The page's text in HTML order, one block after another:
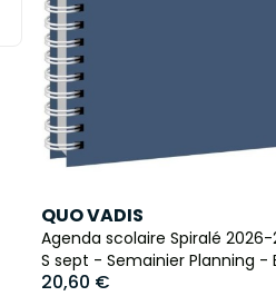
QUO VADIS
Agenda scolaire Spiralé
S sept - Semainier Planning -
20,60 €